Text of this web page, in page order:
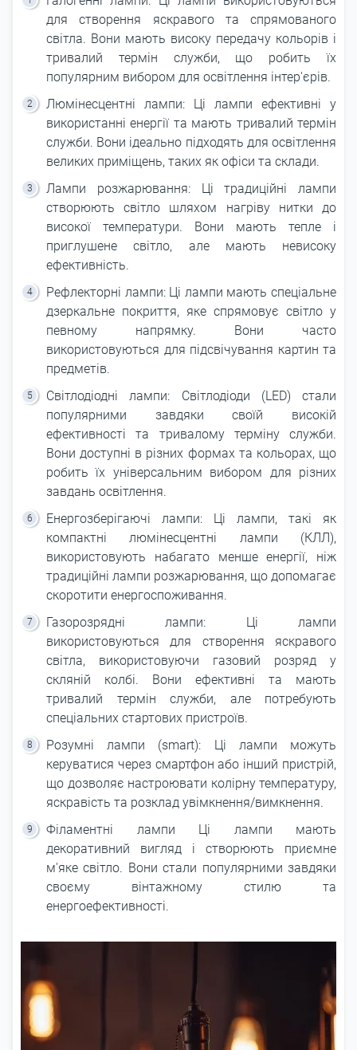
для створення яскравого та спрямованого
світла. Вони мають високу передачу кольорів і
тривалий термін служби, що робить їх
популярним вибором для освітлення інтер'єрів.
Люмінесцентні лампи: Ці лампи ефективні у
використанні енергії та мають тривалий термін
служби. Вони ідеально підходять для освітлення
великих приміщень, таких як офіси та склади.
Лампи розжарювання: Ці традиційні лампи
створюють світло шляхом нагріву нитки до
високої температури. Вони мають тепле і
приглушене світло, але мають невисоку
ефективність.
Рефлекторні лампи: Ці лампи мають спеціальне
дзеркальне покриття, яке спрямовує світло у
певному напрямку. Вони часто
використовуються для підсвічування картин та
предметів.
Світлодіодні лампи: Світлодіоди (LED) стали
популярними завдяки своїй високій
ефективності та тривалому терміну служби.
Вони доступні в різних формах та кольорах, що
робить їх універсальним вибором для різних
завдань освітлення.
Енергозберігаючі лампи: Ці лампи, такі як
компактні люмінесцентні лампи (КЛЛ),
використовують набагато менше енергії, ніж
традиційні лампи розжарювання, що допомагає
скоротити енергоспоживання.
Газорозрядні лампи: Ці лампи
використовуються для створення яскравого
світла, використовуючи газовий розряд у
скляній колбі. Вони ефективні та мають
тривалий термін служби, але потребують
спеціальних стартових пристроїв.
Розумні лампи (smart): Ці лампи можуть
керуватися через смартфон або інший пристрій,
що дозволяє настроювати колірну температуру,
яскравість та розклад увімкнення/вимкнення.
Філаментні лампи Ці лампи мають
декоративний вигляд і створюють приємне
м'яке світло. Вони стали популярними завдяки
своєму вінтажному стилю та
енергоефективності.